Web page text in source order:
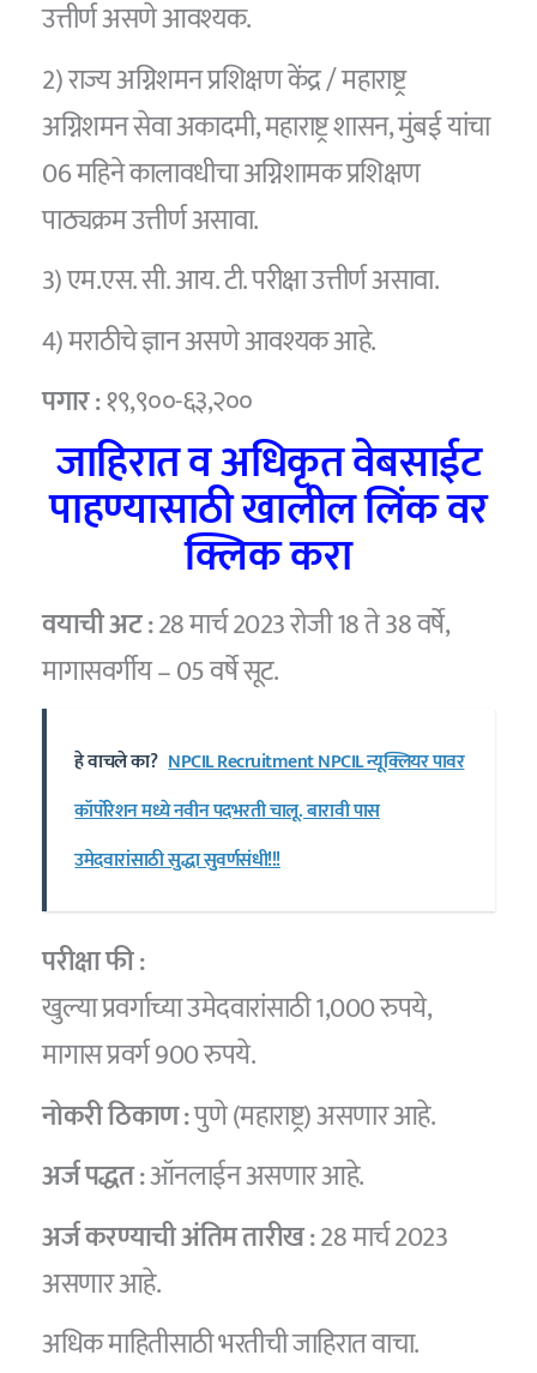
उत्तीर्ण असणे आवश्यक.
2) राज्य अग्निशमन प्रशिक्षण केंद्र / महाराष्ट्र
अग्निशमन सेवा अकादमी, महाराष्ट्र शासन, मुंबई यांचा
06 महिने कालावधीचा अग्निशामक प्रशिक्षण
पाठ्यक्रम उत्तीर्ण असावा.
3) एम.एस. सी. आय. टी. परीक्षा उत्तीर्ण असावा.
4) मराठीचे ज्ञान असणे आवश्यक आहे.
पगार :१९,९००-६३,२००
जाहिरात व अधिकृत वेबसाईट
पाहण्यासाठी खालील लिंक वर
क्लिक करा
वयाची अट :28 मार्च 2023 रोजी 18 ते 38 वर्षे,
मागासवर्गीय – 05 वर्षे सूट.
हे वाचले का? NPCIL Recruitment NPCIL न्यूक्लियर पावर
कॉर्पोरेशन मध्ये नवीन पदभरती चालू. बारावी पास
उमेदवारांसाठी सुद्धा सुवर्णसंधी!!!
परीक्षा फी :
खुल्या प्रवर्गाच्या उमेदवारांसाठी 1,000 रुपये,
मागास प्रवर्ग 900 रुपये.
नोकरी ठिकाण :पुणे (महाराष्ट्र) असणार आहे.
अर्ज पद्धत :ऑनलाईन असणार आहे.
अर्ज करण्याची अंतिम तारीख :28 मार्च 2023
असणार आहे.
अधिक माहितीसाठी भरतीची जाहिरात वाचा.